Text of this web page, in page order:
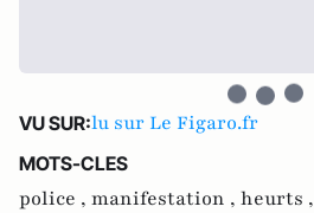
VU SUR:lu sur Le Figaro.fr
MOTS-CLES
police , manifestation , heurts ,